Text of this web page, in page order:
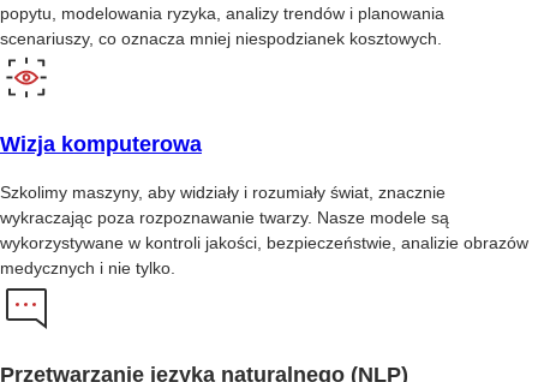
popytu, modelowania ryzyka, analizy trendów i planowania
scenariuszy, co oznacza mniej niespodzianek kosztowych.
Wizja komputerowa
Szkolimy maszyny, aby widziały i rozumiały świat, znacznie
wykraczając poza rozpoznawanie twarzy. Nasze modele są
wykorzystywane w kontroli jakości, bezpieczeństwie, analizie obrazów
medycznych i nie tylko.
Przetwarzanie języka naturalnego (NLP)